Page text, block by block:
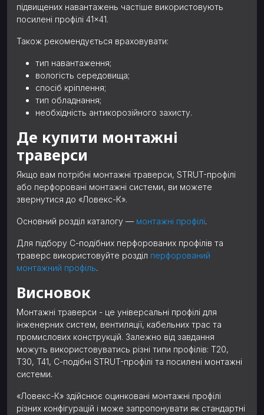
підвищених навантажень частіше використовують
посилені профілі 41×41.
Також рекомендується враховувати:
тип навантаження;
вологість середовища;
спосіб кріплення;
тип обладнання;
необхідність антикорозійного захисту.
Де купити монтажні
траверси
Якщо вам потрібні монтажні траверси, STRUT-профілі
або перфоровані монтажні системи, ви можете
звернутися до «Ловекс-К».
Основний розділ каталогу — монтажні профілі.
Для підбору С-подібних перфорованих профілів та
траверс використовуйте розділ перфорований
монтажний профіль.
Висновок
Монтажні траверси - це універсальні профілі для
інженерних систем, вентиляції, кабельних трас та
промислових конструкцій. Залежно від завдання
можуть використовуватись різні типи профілів: T20,
T30, T41, С-подібні STRUT-профілі та посилені монтажні
системи.
«Ловекс-К» здійснює оцинковані монтажні профілі
різних конфігурацій і може запропонувати як стандартні